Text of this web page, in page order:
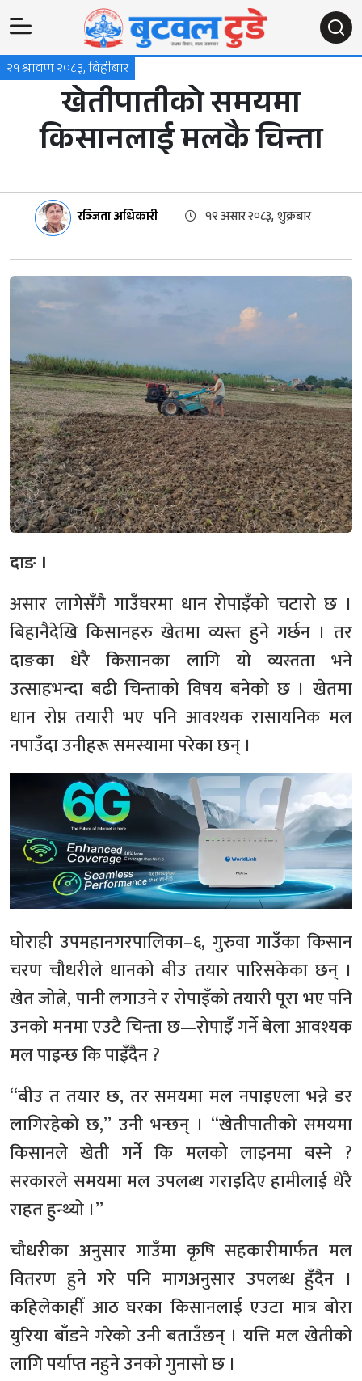
२१ श्रावण २०८३, बिहीबार
खेतीपातीको समयमा
किसानलाई मलकै चिन्ता
रञ्जिता अधिकारी १९ असार २०८३, शुक्रबार
दाङ ।
असार लागेसँगै गाउँघरमा धान रोपाइँको चटारो छ ।
बिहानैदेखि किसानहरु खेतमा व्यस्त हुने गर्छन । तर
दाङका धेरै किसानका लागि यो व्यस्तता भने
उत्साहभन्दा बढी चिन्ताको विषय बनेको छ । खेतमा
धान रोप्न तयारी भए पनि आवश्यक रासायनिक मल
नपाउँदा उनीहरू समस्यामा परेका छन् ।
घोराही उपमहानगरपालिका–६, गुरुवा गाउँका किसान
चरण चौधरीले धानको बीउ तयार पारिसकेका छन् ।
खेत जोत्ने, पानी लगाउने र रोपाइँको तयारी पूरा भए पनि
उनको मनमा एउटै चिन्ता छ—रोपाइँ गर्ने बेला आवश्यक
मल पाइन्छ कि पाइँदैन ?
“बीउ त तयार छ, तर समयमा मल नपाइएला भन्ने डर
लागिरहेको छ,” उनी भन्छन् । “खेतीपातीको समयमा
किसानले खेती गर्ने कि मलको लाइनमा बस्ने ?
सरकारले समयमा मल उपलब्ध गराइदिए हामीलाई धेरै
राहत हुन्थ्यो ।”
चौधरीका अनुसार गाउँमा कृषि सहकारीमार्फत मल
वितरण हुने गरे पनि मागअनुसार उपलब्ध हुँदैन ।
कहिलेकाहीँ आठ घरका किसानलाई एउटा मात्र बोरा
युरिया बाँडने गरेको उनी बताउँछन् । यत्ति मल खेतीको
लागि पर्याप्त नहुने उनको गुनासो छ ।